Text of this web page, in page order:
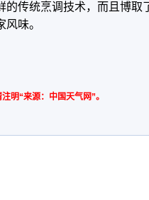
的传统烹调技术，而且博取
风味。
明“来源：中国天气网”。